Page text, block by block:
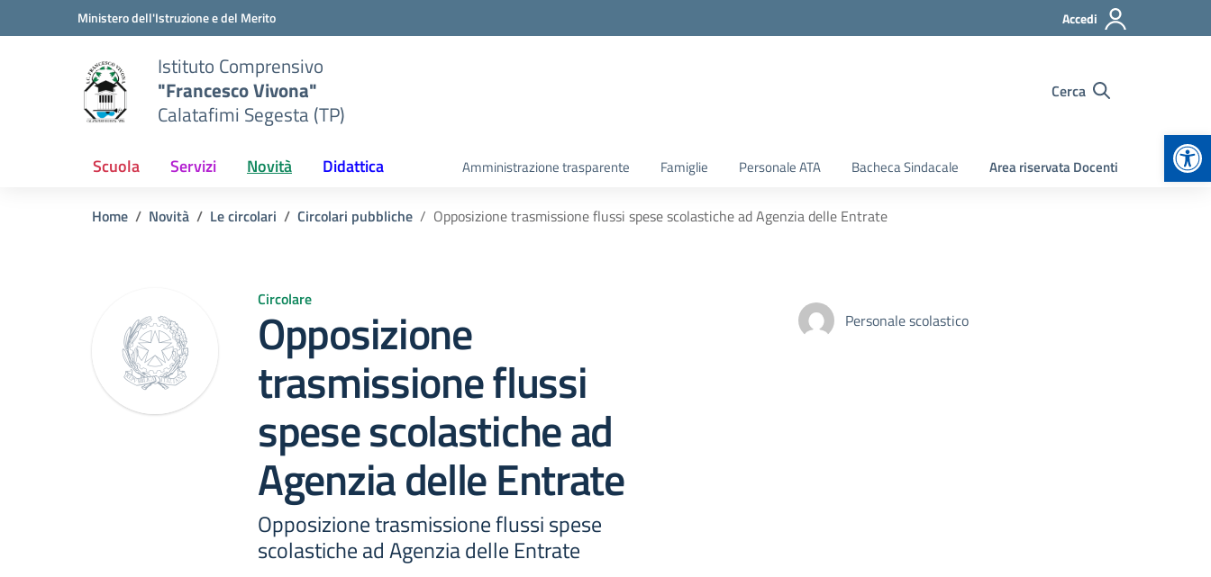
Vai ai contenuti
Vai al menu di navigazioneMinistero dell'Istruzione e del Merito Accedi
Istituto Comprensivo
"Francesco Vivona"
Calatafimi Segesta (TP)
Cerca
Scuola Servizi Novità Didattica Amministrazione trasparente Famiglie Personale ATA Bacheca Sindacale Area riservata Docenti
Home Novità Le circolari Circolari pubbliche Opposizione trasmissione flussi spese scolastiche ad Agenzia delle Entrate
Circolare
Opposizione
trasmissione flussi
spese scolastiche ad
Agenzia delle Entrate
Opposizione trasmissione flussi spese
scolastiche ad Agenzia delle Entrate
Personale scolastico